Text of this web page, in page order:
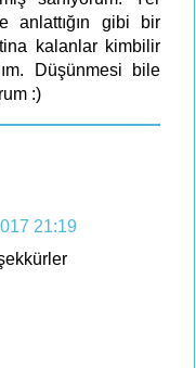
anlattığın gibi bir
kalanlar kimbilir
Düşünmesi bile
:)
21:19